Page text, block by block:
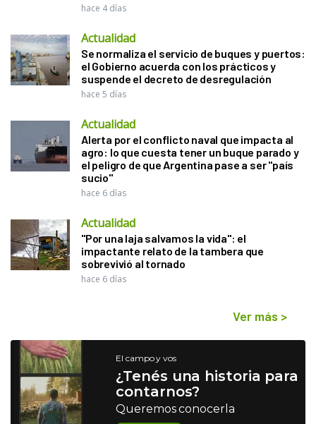
hace 4 días
Actualidad
Se normaliza el servicio de buques y puertos:
el Gobierno acuerda con los prácticos y
suspende el decreto de desregulación
hace 5 días
Actualidad
Alerta por el conflicto naval que impacta al
agro: lo que cuesta tener un buque parado y
el peligro de que Argentina pase a ser "país
sucio"
hace 6 días
Actualidad
"Por una laja salvamos la vida": el
impactante relato de la tambera que
sobrevivió al tornado
hace 6 días
Ver más >
El campo y vos
¿Tenés una historia para
contarnos?
Queremos conocerla